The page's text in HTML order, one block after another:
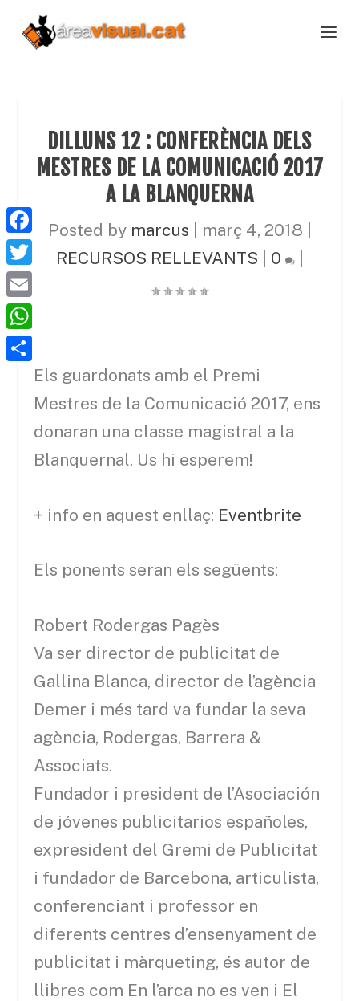
DILLUNS 12 : CONFERÈNCIA DELS
MESTRES DE LA COMUNICACIÓ 2017
A LA BLANQUERNA
Posted by marcus març 4, 2018
RECURSOS RELLEVANTS
0 |
Els guardonats amb el Premi
Mestres de la Comunicació 2017, ens
donaran una classe magistral a la
Blanquernal. Us hi esperem!
+ info en aquest enllaç: Eventbrite
Els ponents seran els següents:
Robert Rodergas Pagès
Va ser director de publicitat de
Gallina Blanca, director de l’agència
Demer i més tard va fundar la seva
agència, Rodergas, Barrera &
Associats.
Fundador i president de l’Asociación
de jóvenes publicitarios españoles,
expresident del Gremi de Publicitat
i fundador de Barcebona, articulista,
conferenciant i professor en
diferents centres d’ensenyament de
publicitat i màrqueting, és autor de
llibres com En l’arca no es ven i El
F
a
c
e
b
T
w
i
t
E
m
a
W
h